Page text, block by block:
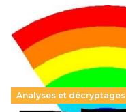
Analyses et décryptages